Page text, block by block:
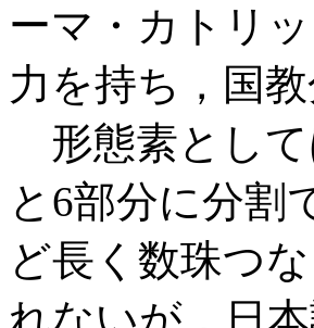
ーマ・カトリ
力を持ち，国
形態素として
と6部分に分割
ど長く数珠つ
れないが，日